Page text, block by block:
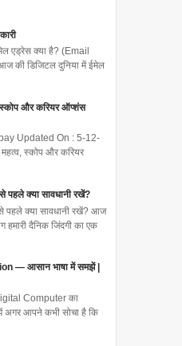
एड्रेस क्या है? (Email
की डिजिटल दुनिया में ईमेल
स्कोप और करियर ऑप्शंस
Updated On : 5-12-
महत्व, स्कोप और करियर
क्या सावधानी रखें?
पहले क्या सावधानी रखें? आज
दैनिक जिंदगी का एक
— आसान भाषा में समझें |
Computer का
आपने कभी सोचा है कि